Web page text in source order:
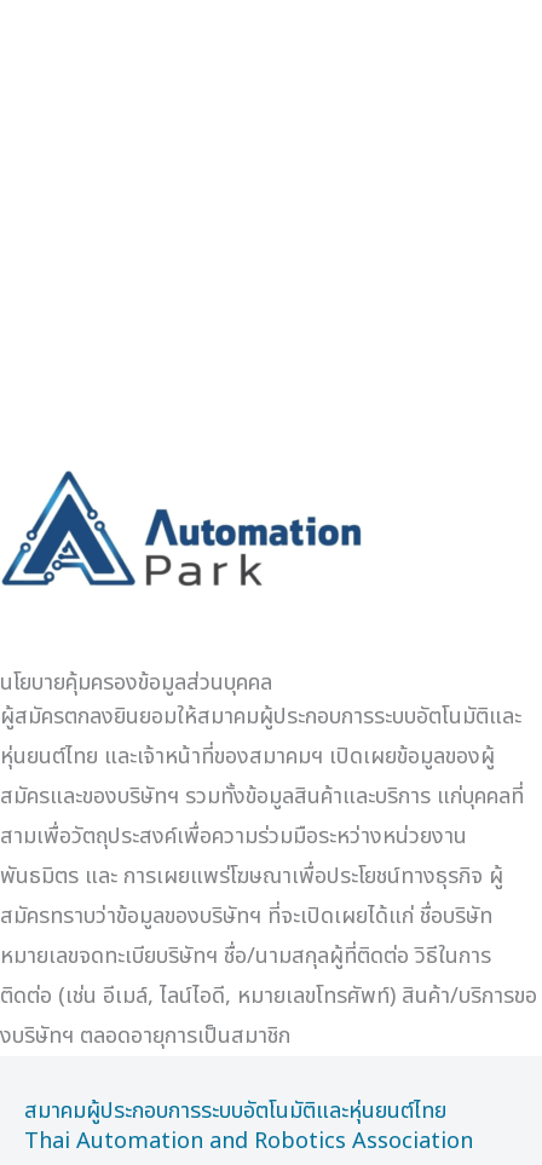
นโยบายคุ้มครองข้อมูลส่วนบุคคล
ผู้สมัครตกลงยินยอมให้สมาคมผู้ประกอบการระบบอัตโนมัติและ
หุ่นยนต์ไทย และเจ้าหน้าที่ของสมาคมฯ เปิดเผยข้อมูลของผู้
สมัครและของบริษัทฯ รวมทั้งข้อมูลสินค้าและบริการ แก่บุคคลที่
สามเพื่อวัตถุประสงค์เพื่อความร่วมมือระหว่างหน่วยงาน
พันธมิตร และ การเผยแพร่โฆษณาเพื่อประโยชน์ทางธุรกิจ ผู้
สมัครทราบว่าข้อมูลของบริษัทฯ ที่จะเปิดเผยได้แก่ ชื่อบริษัท
หมายเลขจดทะเบียบริษัทฯ ชื่อ/นามสกุลผู้ที่ติดต่อ วิธีในการ
ติดต่อ (เช่น อีเมล์, ไลน์ไอดี, หมายเลขโทรศัพท์) สินค้า/บริการขอ
งบริษัทฯ ตลอดอายุการเป็นสมาชิก
สมาคมผู้ประกอบการระบบอัตโนมัติและหุ่นยนต์ไทย
Thai Automation and Robotics Association